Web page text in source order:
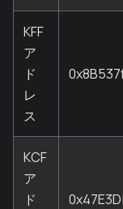
KFF
ア
ド
レ
ス
KCF
ア
ド